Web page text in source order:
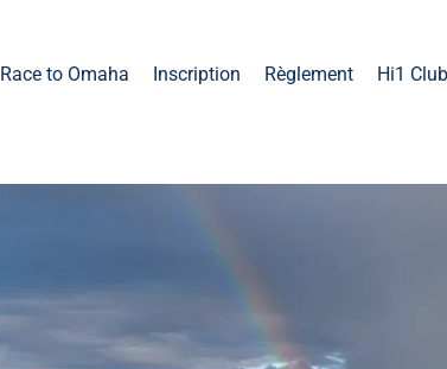
Race to Omaha Inscription Règlement Hi1 Club